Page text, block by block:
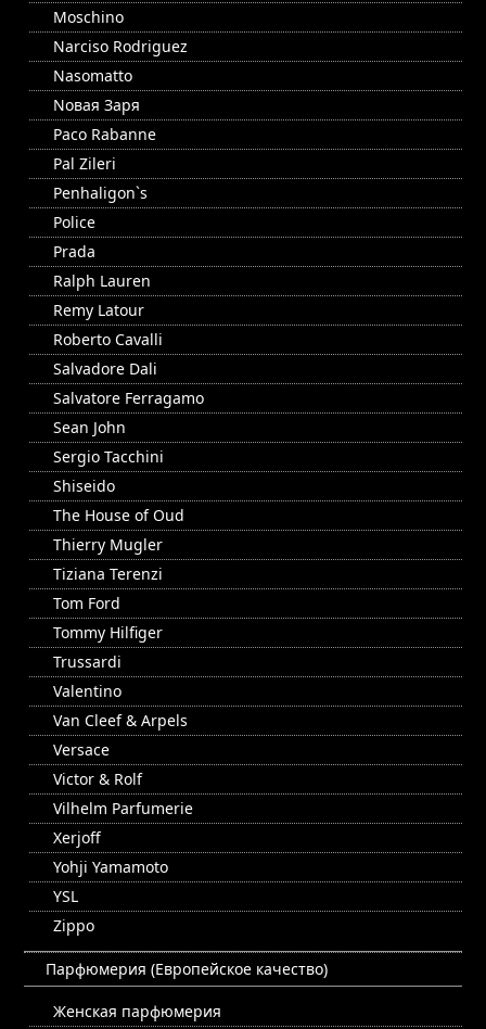
Moschino
Narciso Rodriguez
Nasomatto
Nовая Заря
Paco Rabanne
Pal Zileri
Penhaligon`s
Police
Prada
Ralph Lauren
Remy Latour
Roberto Cavalli
Salvadore Dali
Salvatore Ferragamo
Sean John
Sergio Tacchini
Shiseido
The House of Oud
Thierry Mugler
Tiziana Terenzi
Tom Ford
Tommy Hilfiger
Trussardi
Valentino
Van Cleef & Arpels
Versace
Victor & Rolf
Vilhelm Parfumerie
Xerjoff
Yohji Yamamoto
YSL
Zippo
Парфюмерия (Европейское качество)
Женская парфюмерия